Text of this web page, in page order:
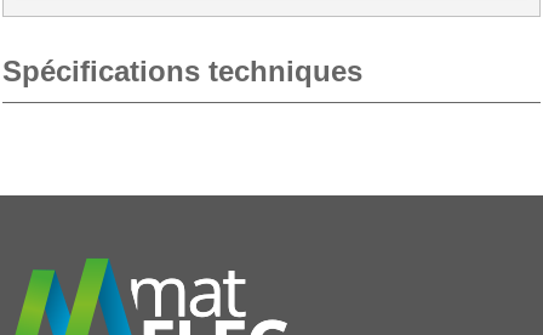
Spécifications techniques